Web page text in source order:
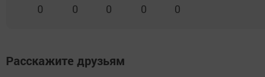
0 0 0 0 0
Расскажите друзьям